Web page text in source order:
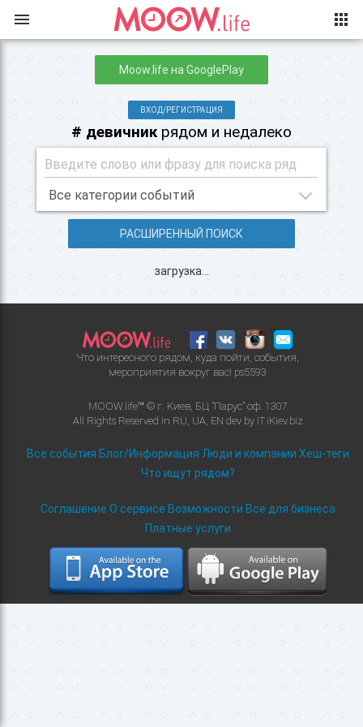
Moow.life на GooglePlay
ВХОД/РЕГИСТРАЦИЯ
# девичникрядом и недалеко
РАСШИРЕННЫЙ ПОИСК
загрузка...
Что интересного рядом, куда пойти, события,
мероприятия вокруг вас! ps5593
MOOW.life™ © г. Киев, БЦ "Парус" оф. 1307
All Rights Reserved in RU, UA, EN dev by IT.iKiev.biz
Все события Блог/Информация Люди и компании Хеш-теги
Что ищут рядом?
Соглашение О сервисе Возможности Все для бизнеса
Платные услуги